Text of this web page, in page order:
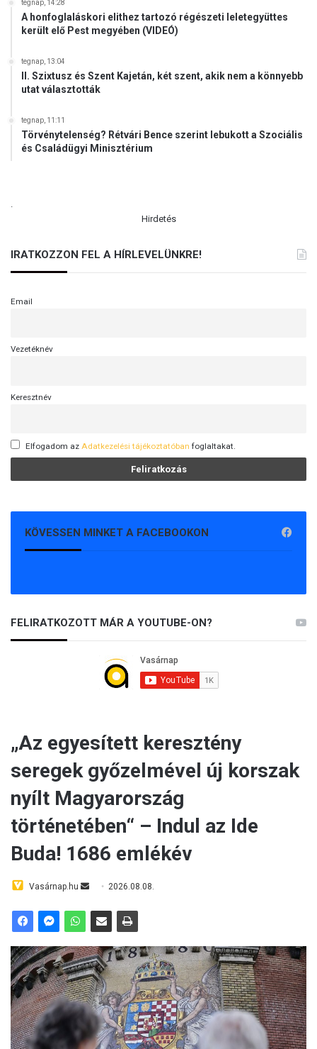
tegnap, 14:28
A honfoglaláskori elithez tartozó régészeti leletegyüttes
került elő Pest megyében (VIDEÓ)
tegnap, 13:04
II. Szixtusz és Szent Kajetán, két szent, akik nem a könnyebb
utat választották
tegnap, 11:11
Törvénytelenség? Rétvári Bence szerint lebukott a Szociális
és Családügyi Minisztérium
Hirdetés
IRATKOZZON FEL A HÍRLEVELÜNKRE!
Email
Vezetéknév
Keresztnév
Elfogadom az Adatkezelési tájékoztatóban foglaltakat.
KÖVESSEN MINKET A FACEBOOKON
FELIRATKOZOTT MÁR A YOUTUBE-ON?